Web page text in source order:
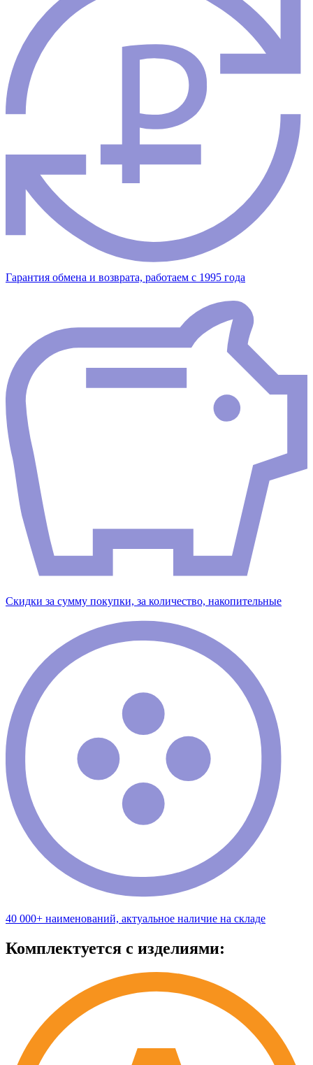
Гарантия обмена и возврата, работаем с 1995 года
Скидки за сумму покупки, за количество, накопительные
40 000+ наименований, актуальное наличие на складе
Комплектуется с изделиями: